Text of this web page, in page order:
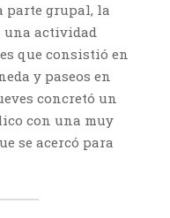
parte grupal, la
una actividad
que consistió en
y paseos en
concretó un
con una muy
se acercó para